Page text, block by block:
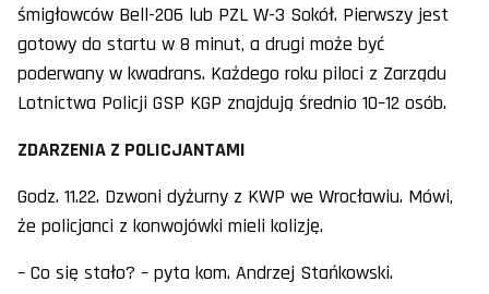
śmigłowców Bell-206 lub PZL W-3 Sokół. Pierwszy jest
gotowy do startu w 8 minut, a drugi może być
poderwany w kwadrans. Każdego roku piloci z Zarządu
Lotnictwa Policji GSP KGP znajdują średnio 10–12 osób.
ZDARZENIA Z POLICJANTAMI
Godz. 11.22. Dzwoni dyżurny z KWP we Wrocławiu. Mówi,
że policjanci z konwojówki mieli kolizję.
– Co się stało? – pyta kom. Andrzej Stańkowski.